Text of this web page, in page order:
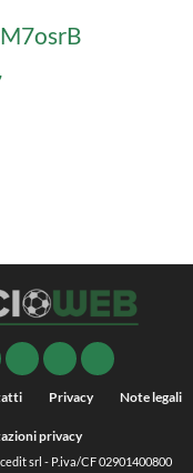
Privacy Note legali
privacy
srl - P.iva/CF 02901400800